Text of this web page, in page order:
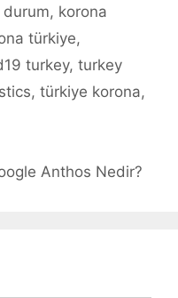
durum, korona
türkiye,
turkey, turkey
, türkiye korona,
Anthos Nedir?